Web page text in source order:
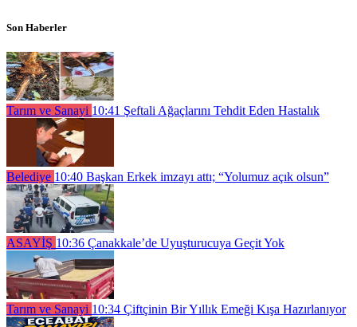
Son Haberler
Tarım ve Sanayi 10:41 Şeftali Ağaçlarını Tehdit Eden Hastalık
Belediye 10:40 Başkan Erkek imzayı attı; “Yolumuz açık olsun”
ASAYİŞ 10:36 Çanakkale’de Uyuşturucuya Geçit Yok
Tarım ve Sanayi 10:34 Çiftçinin Bir Yıllık Emeği Kışa Hazırlanıyor